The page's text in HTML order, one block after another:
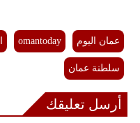
عمان اليوم omantoday
سلطنة عمان
أرسل تعليقك